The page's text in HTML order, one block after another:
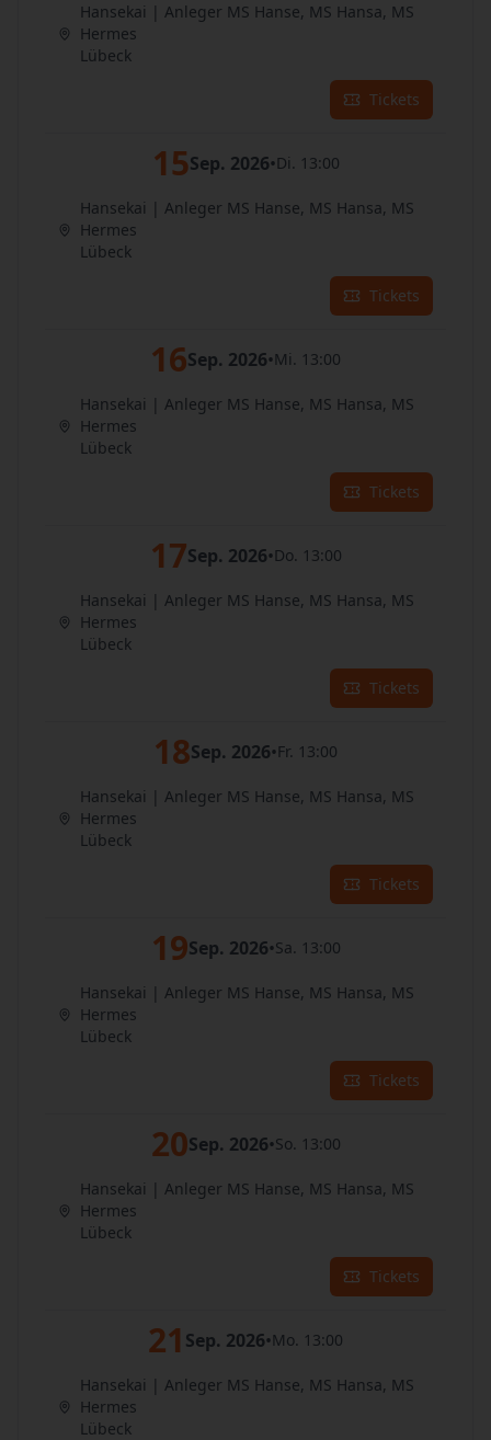
Hansekai | Anleger MS Hanse, MS Hansa, MS
Hermes
Lübeck
Tickets
15Sep. 2026•Di. 13:00
Hansekai | Anleger MS Hanse, MS Hansa, MS
Hermes
Lübeck
Tickets
16Sep. 2026•Mi. 13:00
Hansekai | Anleger MS Hanse, MS Hansa, MS
Hermes
Lübeck
Tickets
17Sep. 2026•Do. 13:00
Hansekai | Anleger MS Hanse, MS Hansa, MS
Hermes
Lübeck
Tickets
18Sep. 2026•Fr. 13:00
Hansekai | Anleger MS Hanse, MS Hansa, MS
Hermes
Lübeck
Tickets
19Sep. 2026•Sa. 13:00
Hansekai | Anleger MS Hanse, MS Hansa, MS
Hermes
Lübeck
Tickets
20Sep. 2026•So. 13:00
Hansekai | Anleger MS Hanse, MS Hansa, MS
Hermes
Lübeck
Tickets
21 Sep. 2026•Mo. 13:00
Hansekai | Anleger MS Hanse, MS Hansa, MS
Hermes
Lübeck